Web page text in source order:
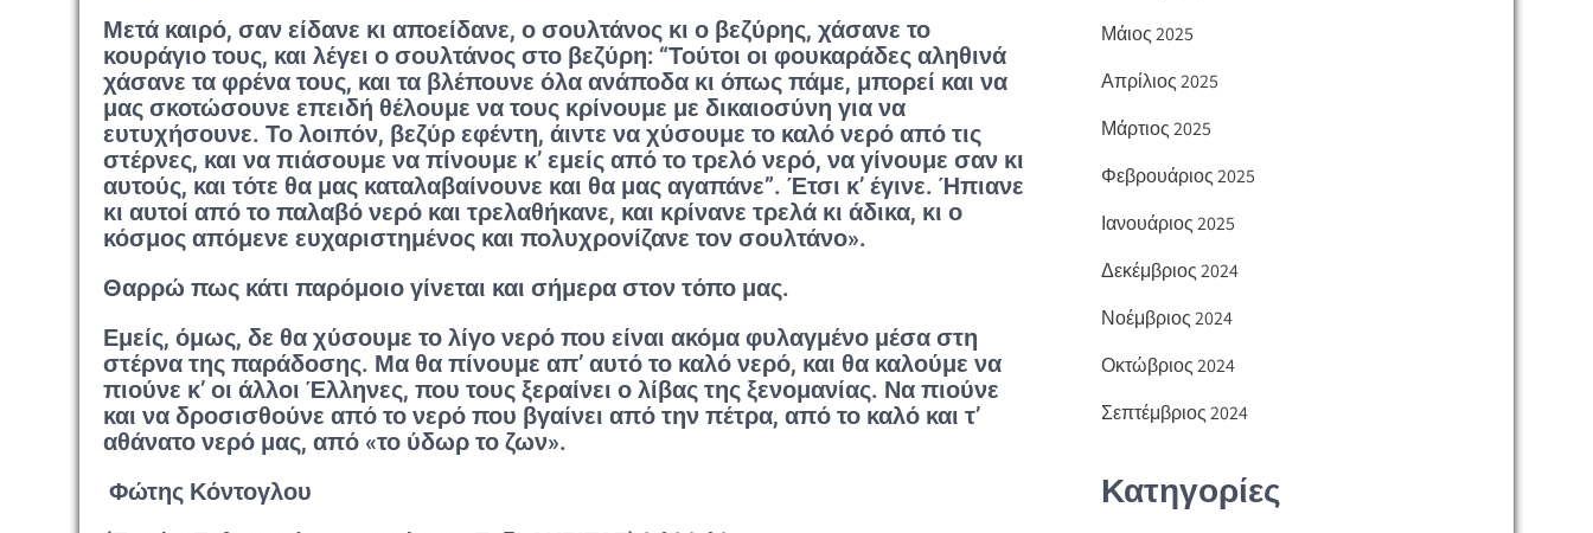
Μετά καιρό, σαν είδανε κι αποείδανε, ο σουλτάνος κι ο βεζύρης, χάσανε το
κουράγιο τους, και λέγει ο σουλτάνος στο βεζύρη: “Τούτοι οι φουκαράδες αληθινά
χάσανε τα φρένα τους, και τα βλέπουνε όλα ανάποδα κι όπως πάμε, μπορεί και να
μας σκοτώσουνε επειδή θέλουμε να τους κρίνουμε με δικαιοσύνη για να
ευτυχήσουνε. Το λοιπόν, βεζύρ εφέντη, άιντε να χύσουμε το καλό νερό από τις
στέρνες, και να πιάσουμε να πίνουμε κ’ εμείς από το τρελό νερό, να γίνουμε σαν κι
αυτούς, και τότε θα μας καταλαβαίνουνε και θα μας αγαπάνε”. Έτσι κ’ έγινε. Ήπιανε
κι αυτοί από το παλαβό νερό και τρελαθήκανε, και κρίνανε τρελά κι άδικα, κι ο
κόσμος απόμενε ευχαριστημένος και πολυχρονίζανε τον σουλτάνο».
Θαρρώ πως κάτι παρόμοιο γίνεται και σήμερα στον τόπο μας.
Εμείς, όμως, δε θα χύσουμε το λίγο νερό που είναι ακόμα φυλαγμένο μέσα στη
στέρνα της παράδοσης. Μα θα πίνουμε απ’ αυτό το καλό νερό, και θα καλούμε να
πιούνε κ’ οι άλλοι Έλληνες, που τους ξεραίνει ο λίβας της ξενομανίας. Να πιούνε
και να δροσισθούνε από το νερό που βγαίνει από την πέτρα, από το καλό και τ’
αθάνατο νερό μας, από «το ύδωρ το ζων».
Φώτης Κόντογλου
Μάιος 2025
Απρίλιος 2025
Μάρτιος 2025
Φεβρουάριος 2025
Ιανουάριος 2025
Δεκέμβριος 2024
Νοέμβριος 2024
Οκτώβριος 2024
Σεπτέμβριος 2024
Κατηγορίες